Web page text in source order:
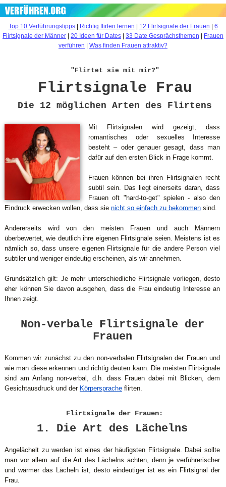
Top 10 Verführungstipps| Richtig flirten lernen 12 Flirtsignale der Frauen
6
Flirtsignale der Männer
20 Ideen für Dates 33 Date Gesprächsthemen
Frauen
verführen
Was finden Frauen attraktiv?
"Flirtet sie mit mir?"
Flirtsignale Frau
Die 12 möglichen Arten des Flirtens
Mit Flirtsignalen wird gezeigt, dass
romantisches oder sexuelles Interesse
besteht – oder genauer gesagt, dass man
dafür auf den ersten Blick in Frage kommt.
Frauen können bei ihren Flirtsignalen recht
subtil sein. Das liegt einerseits daran, dass
Frauen oft "hard-to-get" spielen - also den
Eindruck erwecken wollen, dass sie nicht so einfach zu bekommen sind.
Andererseits wird von den meisten Frauen und auch Männern
überbewertet, wie deutlich ihre eigenen Flirtsignale seien. Meistens ist es
nämlich so, dass unsere eigenen Flirtsignale für die andere Person viel
subtiler und weniger eindeutig erscheinen, als wir annehmen.
Grundsätzlich gilt: Je mehr unterschiedliche Flirtsignale vorliegen, desto
eher können Sie davon ausgehen, dass die Frau eindeutig Interesse an
Ihnen zeigt.
Non-verbale Flirtsignale der
Frauen
Kommen wir zunächst zu den non-verbalen Flirtsignalen der Frauen und
wie man diese erkennen und richtig deuten kann. Die meisten Flirtsignale
sind am Anfang non-verbal, d.h. dass Frauen dabei mit Blicken, dem
Gesichtausdruck und der Körpersprache flirten.
Flirtsignale der Frauen:
1. Die Art des Lächelns
Angelächelt zu werden ist eines der häufigsten Flirtsignale. Dabei sollte
man vor allem auf die Art des Lächelns achten, denn je verführerischer
und wärmer das Lächeln ist, desto eindeutiger ist es ein Flirtsignal der
Frau.